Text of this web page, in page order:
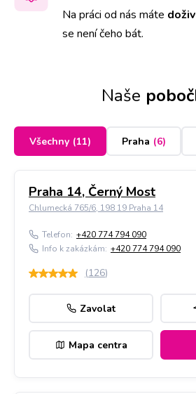
Na práci od nás máte
se není čeho bát.
Naše
Všechny (11) Praha (6)
Praha 14, Černý Most
Chlumecká 765/6, 198 19 Praha 14
Telefon: +420 774 794 090
Info k zakázkám: +420 774 794 090
(126)
Zavolat
Mapa centra